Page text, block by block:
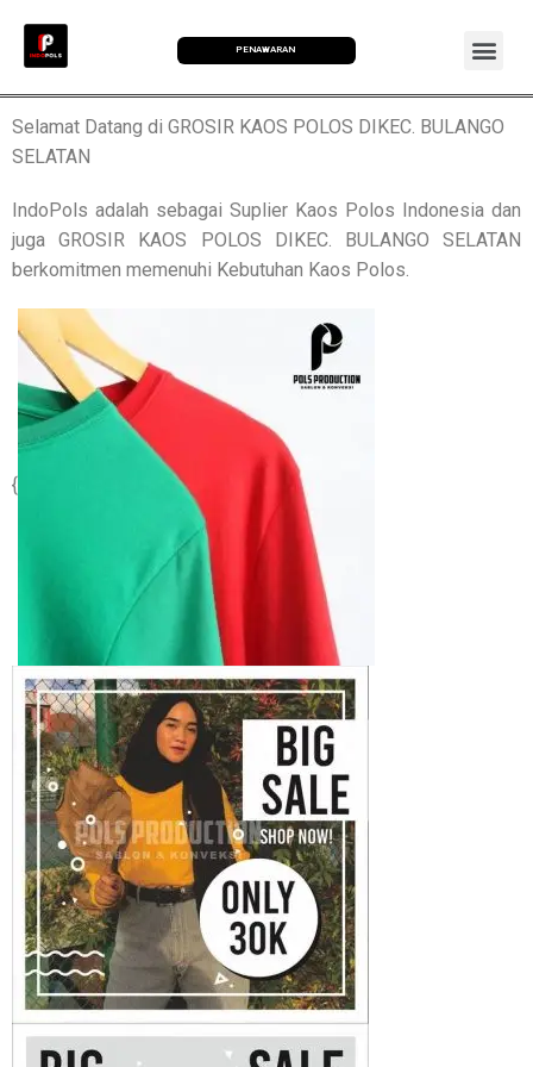
PENAWARAN
Selamat Datang di GROSIR KAOS POLOS DIKEC. BULANGO
SELATAN
IndoPols adalah sebagai Suplier Kaos Polos Indonesia dan
juga GROSIR KAOS POLOS DIKEC. BULANGO SELATAN
berkomitmen memenuhi Kebutuhan Kaos Polos.
{